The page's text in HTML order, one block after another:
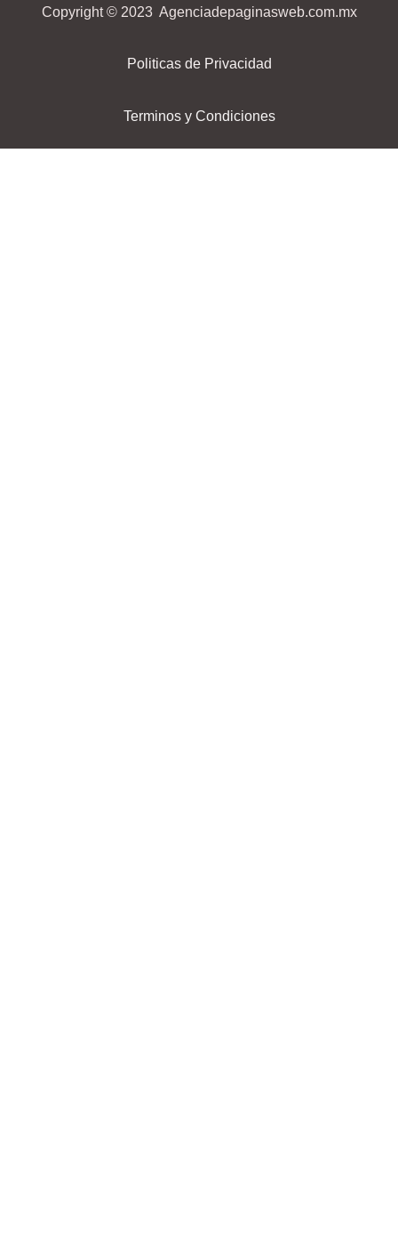
Copyright © 2023 Agenciadepaginasweb.com.mx
Politicas de Privacidad
Terminos y Condiciones